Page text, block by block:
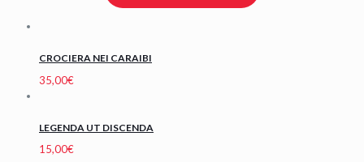
CROCIERA NEI CARAIBI
35,00€
LEGENDA UT DISCENDA
15,00€